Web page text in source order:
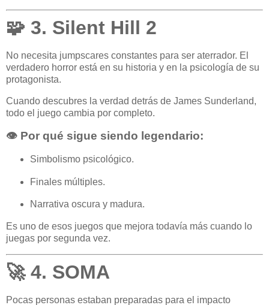
🧩 3. Silent Hill 2
No necesita jumpscares constantes para ser aterrador. El
verdadero horror está en su historia y en la psicología de su
protagonista.
Cuando descubres la verdad detrás de James Sunderland,
todo el juego cambia por completo.
👁️ Por qué sigue siendo legendario:
Simbolismo psicológico.
Finales múltiples.
Narrativa oscura y madura.
Es uno de esos juegos que mejora todavía más cuando lo
juegas por segunda vez.
🚀 4. SOMA
Pocas personas estaban preparadas para el impacto